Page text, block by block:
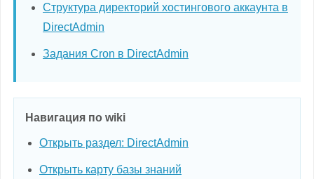
Структура директорий хостингового аккаунта в
DirectAdmin
Задания Cron в DirectAdmin
Навигация по wiki
Открыть раздел: DirectAdmin
Открыть карту базы знаний